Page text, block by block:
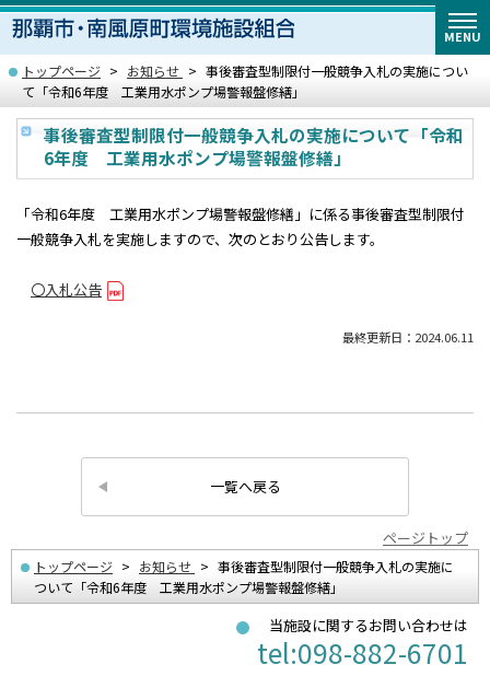
MENU
トップページ お知らせ
事後審査型制限付一般競争入札の実施につい
て「令和6年度 工業用水ポンプ場警報盤修繕」
事後審査型制限付一般競争入札の実施について「令和
6年度 工業用水ポンプ場警報盤修繕」
「令和6年度 工業用水ポンプ場警報盤修繕」に係る事後審査型制限付
一般競争入札を実施しますので、次のとおり公告します。
〇入札公告
最終更新日：2024.06.11
一覧へ戻る
ページトップ
トップページ お知らせ
事後審査型制限付一般競争入札の実施に
ついて「令和6年度 工業用水ポンプ場警報盤修繕」
当施設に関するお問い合わせは
tel:098-882-6701